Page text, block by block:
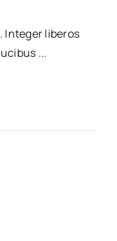
Integer liberos
...